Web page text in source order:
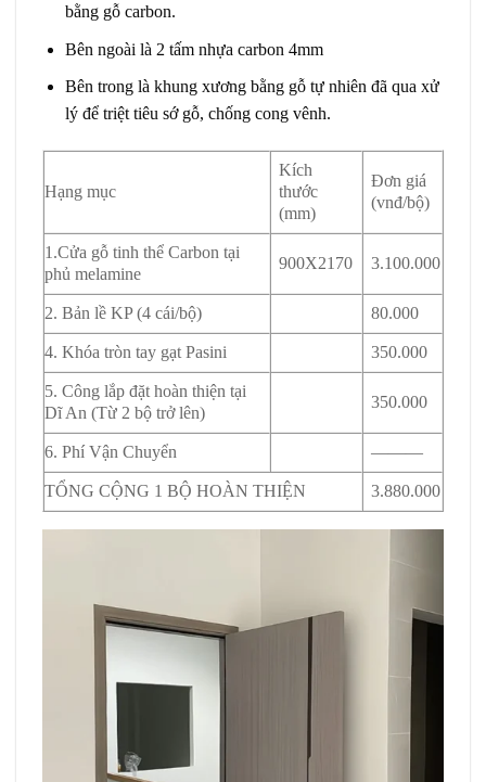
bằng gỗ carbon.
Bên ngoài là 2 tấm nhựa carbon 4mm
Bên trong là khung xương bằng gỗ tự nhiên đã qua xử
lý để triệt tiêu sớ gỗ, chống cong vênh.
Hạng mục
Kích
thước
(mm)
Đơn giá
(vnđ/bộ)
1.Cửa gỗ tinh thể Carbon tại
phủ melamine
900X2170 3.100.000
2. Bản lề KP (4 cái/bộ) 80.000
4. Khóa tròn tay gạt Pasini 350.000
5. Công lắp đặt hoàn thiện tại
Dĩ An (Từ 2 bộ trở lên)
350.000
6. Phí Vận Chuyển ———
TỔNG CỘNG 1 BỘ HOÀN THIỆN 3.880.000